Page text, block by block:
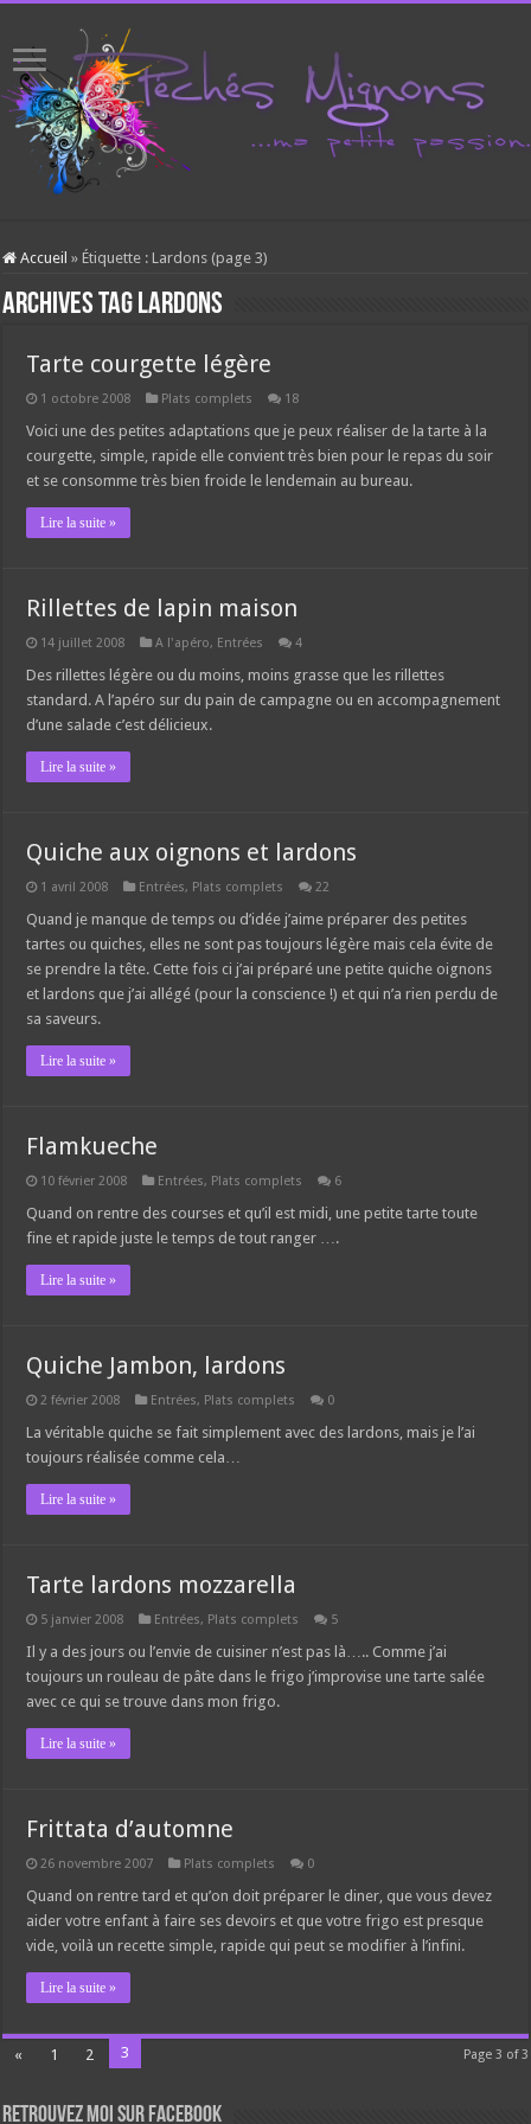
Accueil » Étiquette :Lardons (page 3)
Archives tagLardons
Tarte courgette légère
1 octobre 2008 Plats complets 18
Voici une des petites adaptations que je peux réaliser de la tarte à la
courgette, simple, rapide elle convient très bien pour le repas du soir
et se consomme très bien froide le lendemain au bureau.
Lire la suite »
Rillettes de lapin maison
14 juillet 2008 A l'apéro, Entrées 4
Des rillettes légère ou du moins, moins grasse que les rillettes
standard. A l’apéro sur du pain de campagne ou en accompagnement
d’une salade c’est délicieux.
Lire la suite »
Quiche aux oignons et lardons
1 avril 2008 Entrées, Plats complets 22
Quand je manque de temps ou d’idée j’aime préparer des petites
tartes ou quiches, elles ne sont pas toujours légère mais cela évite de
se prendre la tête. Cette fois ci j’ai préparé une petite quiche oignons
et lardons que j’ai allégé (pour la conscience !) et qui n’a rien perdu de
sa saveurs.
Lire la suite »
Flamkueche
10 février 2008 Entrées, Plats complets 6
Quand on rentre des courses et qu’il est midi, une petite tarte toute
fine et rapide juste le temps de tout ranger ….
Lire la suite »
Quiche Jambon, lardons
2 février 2008 Entrées, Plats complets 0
La véritable quiche se fait simplement avec des lardons, mais je l’ai
toujours réalisée comme cela…
Lire la suite »
Tarte lardons mozzarella
5 janvier 2008 Entrées, Plats complets 5
Il y a des jours ou l’envie de cuisiner n’est pas là….. Comme j’ai
toujours un rouleau de pâte dans le frigo j’improvise une tarte salée
avec ce qui se trouve dans mon frigo.
Lire la suite »
Frittata d’automne
26 novembre 2007 Plats complets 0
Quand on rentre tard et qu’on doit préparer le diner, que vous devez
aider votre enfant à faire ses devoirs et que votre frigo est presque
vide, voilà un recette simple, rapide qui peut se modifier à l’infini.
Lire la suite »
Page 3 of 3
« 1 2 3
Retrouvez moi sur Facebook